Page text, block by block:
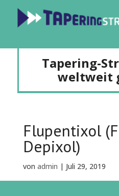
Tapering-
weltweit
Flupentixol
Depixol)
von admin | Juli 29, 2019